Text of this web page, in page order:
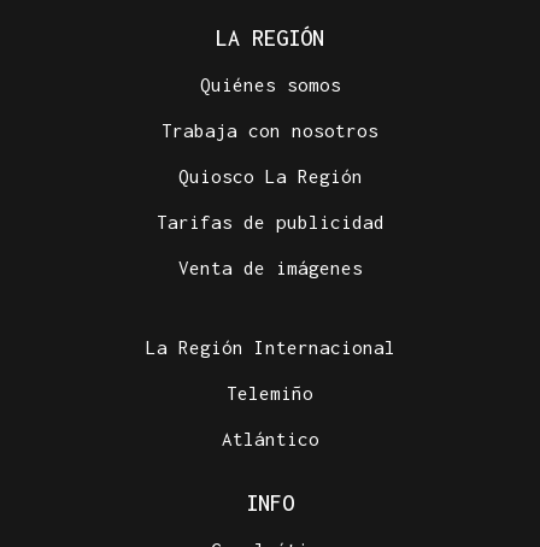
LA REGIÓN
Quiénes somos
Trabaja con nosotros
Quiosco La Región
Tarifas de publicidad
Venta de imágenes
La Región Internacional
Telemiño
Atlántico
INFO